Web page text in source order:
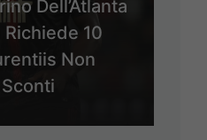
Dell’Atlanta
10
Non